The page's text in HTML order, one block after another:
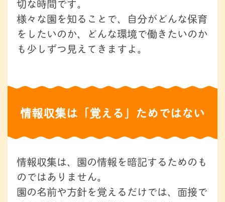
切な時間です。
様々な園を知ることで、自分がどんな保育
をしたいのか、どんな環境で働きたいのか
も少しずつ見えてきますよ。
情報収集は「覚える」ためではない
情報収集は、園の情報を暗記するためのも
のではありません。
園の名前や方針を覚えるだけでは、面接で